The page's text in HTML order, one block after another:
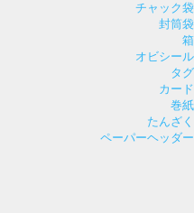
チャック袋
封筒袋
箱
オビシール
タグ
カード
巻紙
たんざく
ペーパーヘッダー